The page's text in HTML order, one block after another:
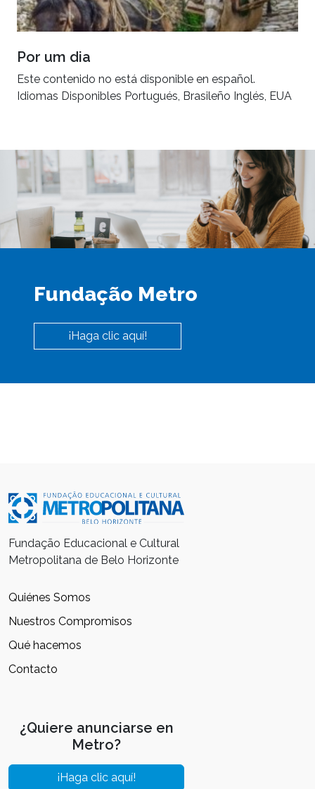
Por um dia
Este contenido no está disponible en español.
Idiomas Disponibles Portugués, Brasileño Inglés, EUA
Fundação Metro
¡Haga clic aquí!
Fundação Educacional e Cultural
Metropolitana de Belo Horizonte
Quiénes Somos
Nuestros Compromisos
Qué hacemos
Contacto
¿Quiere anunciarse en
Metro?
¡Haga clic aquí!